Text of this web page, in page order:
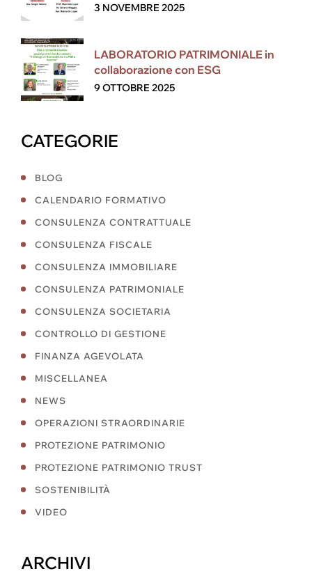
3 NOVEMBRE 2025
LABORATORIO PATRIMONIALE in
collaborazione con ESG
9 OTTOBRE 2025
CATEGORIE
BLOG
CALENDARIO FORMATIVO
CONSULENZA CONTRATTUALE
CONSULENZA FISCALE
CONSULENZA IMMOBILIARE
CONSULENZA PATRIMONIALE
CONSULENZA SOCIETARIA
CONTROLLO DI GESTIONE
FINANZA AGEVOLATA
MISCELLANEA
NEWS
OPERAZIONI STRAORDINARIE
PROTEZIONE PATRIMONIO
PROTEZIONE PATRIMONIO TRUST
SOSTENIBILITÀ
VIDEO
ARCHIVI